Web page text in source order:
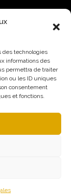
des technologies
informations des
permettra de traiter
ou les ID uniques
consentement
et fonctions.